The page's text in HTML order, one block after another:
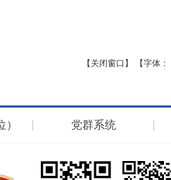
【关闭窗口】 【字体：
党群系统